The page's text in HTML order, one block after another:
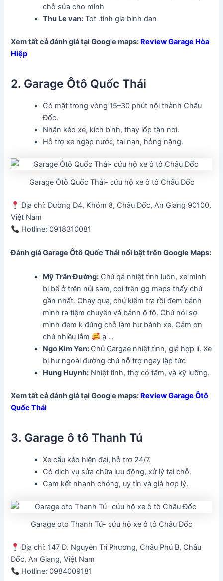
chỗ sửa cho mình
Thu Le van: Tot .tinh gia binh dan
Xem tất cả đánh giá tại Google maps: Review Garage Hòa
Hiệp
2. Garage Ôtô Quốc Thái
Có mặt trong vòng 15–30 phút nội thành Châu
Đốc.
Nhận kéo xe, kích bình, thay lốp tận nơi.
Hỗ trợ xe ngập nước, tai nạn, hỏng nặng.
Garage Ôtô Quốc Thái- cứu hộ xe ô tô Châu Đốc
Địa chỉ: Đường D4, Khóm 8, Châu Đốc, An Giang 90100,
Việt Nam
Hotline: 0918310081
Đánh giá Garage Ôtô Quốc Tháinổi bật trên Google Maps:
Mỹ Trân Đường: Chú qá nhiệt tình luôn, xe mình
bị bể ở trên núi sam, coi trên gg maps thấy chú
gần nhất. Chạy qua, chú kiểm tra rồi đem bánh
mình ra tiệm chuyên vá bánh ô tô. Chú nói sợ
mình đem k đúng chỗ làm hư bánh xe. Cảm ơn
chú nhiều lắm
ạ …
Ngo Kim Yen: Chủ Gargae nhiệt tình, giá hợp lí. Xe
bị hư ngoài đường chú hỗ trợ ngay lập tức
Hung Huynh: Nhiệt tình, thợ có tâm, và kỹ lưỡng.
Xem tất cả đánh giá tại Google maps: Review Garage Ôtô
Quốc Thái
3. Garage ô tô Thanh Tú
Xe cẩu kéo hiện đại, hỗ trợ 24/7.
Có dịch vụ sửa chữa lưu động, xử lý tại chỗ.
Cam kết nhanh chóng, uy tín và giá hợp lý.
Garage oto Thanh Tú- cứu hộ xe ô tô Châu Đốc
Địa chỉ: 147 Đ. Nguyễn Tri Phương, Châu Phú B, Châu
Đốc, An Giang, Việt Nam
Hotline: 0984009181